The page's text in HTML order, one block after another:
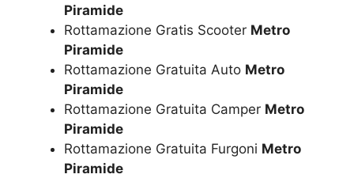
Piramide
Rottamazione Gratis Scooter Metro
Piramide
Rottamazione Gratuita Auto Metro
Piramide
Rottamazione Gratuita Camper Metro
Piramide
Rottamazione Gratuita Furgoni Metro
Piramide